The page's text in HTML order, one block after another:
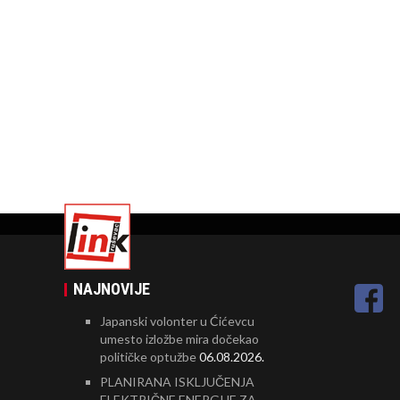
NAJNOVIJE
Japanski volonter u Ćićevcu
umesto izložbe mira dočekao
političke optužbe06.08.2026.
PLANIRANA ISKLJUČENJA